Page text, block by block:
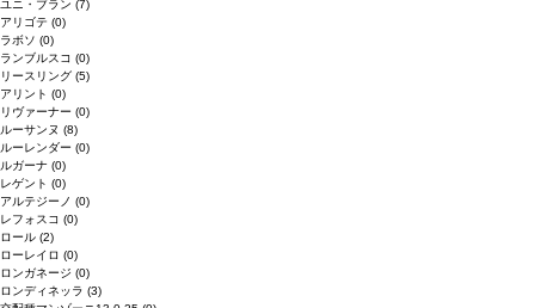
ユニ・ブラン (7)
アリゴテ (0)
ラボソ (0)
ランブルスコ (0)
リースリング (5)
アリント (0)
リヴァーナー (0)
ルーサンヌ (8)
ルーレンダー (0)
ルガーナ (0)
レゲント (0)
アルテジーノ (0)
レフォスコ (0)
ロール (2)
ローレイロ (0)
ロンガネージ (0)
ロンディネッラ (3)